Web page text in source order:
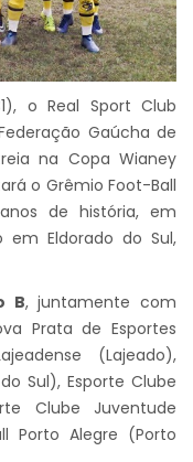
o Real Sport Club
Gaúcha de
na Copa Wianey
o Grêmio Foot-Ball
de história, em
em Eldorado do Sul,
B, juntamente com
Prata de Esportes
(Lajeado),
Sul), Esporte Clube
Clube Juventude
Porto Alegre (Porto